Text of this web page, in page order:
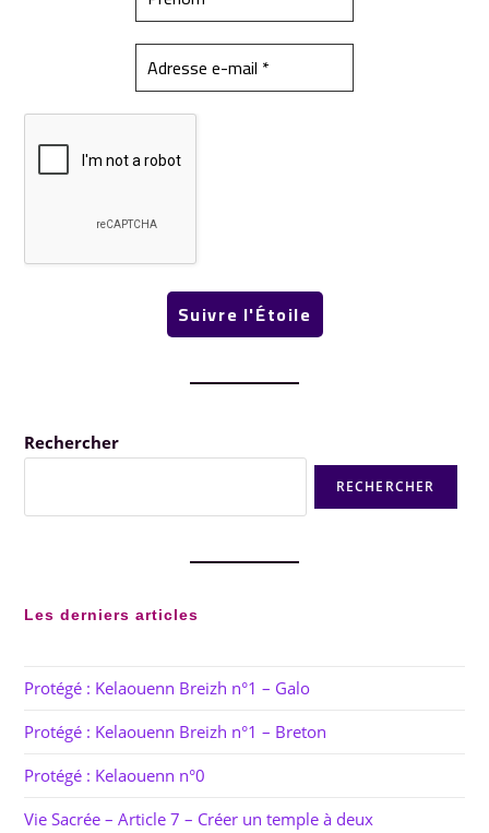
Rechercher
RECHERCHER
Les derniers articles
Protégé : Kelaouenn Breizh n°1 – Galo
Protégé : Kelaouenn Breizh n°1 – Breton
Protégé : Kelaouenn n°0
Vie Sacrée – Article 7 – Créer un temple à deux